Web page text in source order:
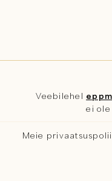
Veebilehel
ei
Meie